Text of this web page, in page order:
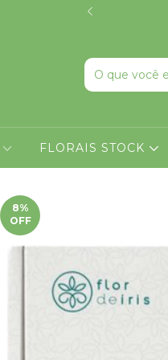
FLORAIS STOCK
8%
OFF